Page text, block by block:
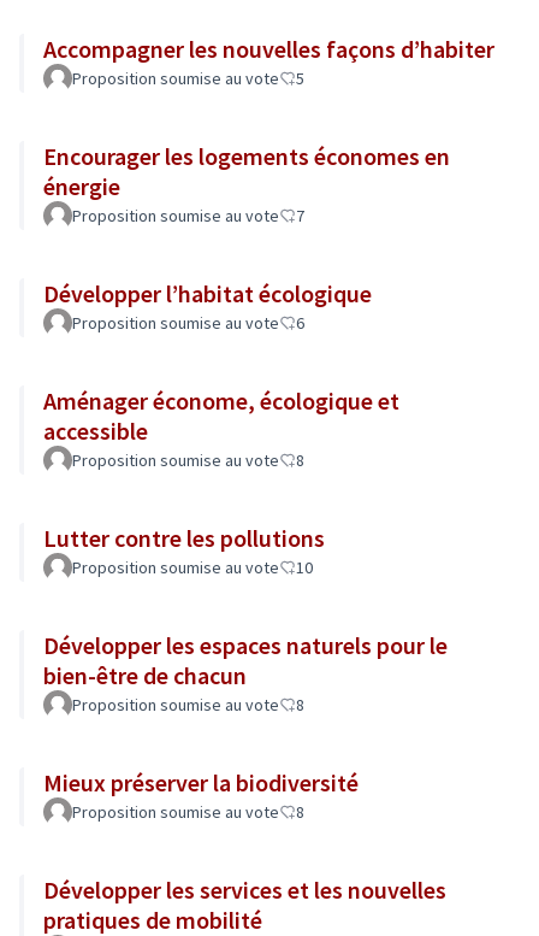
Accompagner les nouvelles façons d’habiter
Proposition soumise au vote 5
Encourager les logements économes en
énergie
Proposition soumise au vote 7
Développer l’habitat écologique
Proposition soumise au vote 6
Aménager économe, écologique et
accessible
Proposition soumise au vote 8
Lutter contre les pollutions
Proposition soumise au vote 10
Développer les espaces naturels pour le
bien-être de chacun
Proposition soumise au vote 8
Mieux préserver la biodiversité
Proposition soumise au vote 8
Développer les services et les nouvelles
pratiques de mobilité